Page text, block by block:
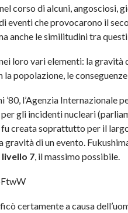
corso di alcuni, angosciosi,
eventi che provocarono il
anche le similitudini tra
loro vari elementi: la gravità
la popolazione, le
’80, l’Agenzia Internazionale
gli incidenti nucleari
fu creata soprattutto per il
gravità di un evento.
livello 7 , il massimo possibile.
certamente a causa